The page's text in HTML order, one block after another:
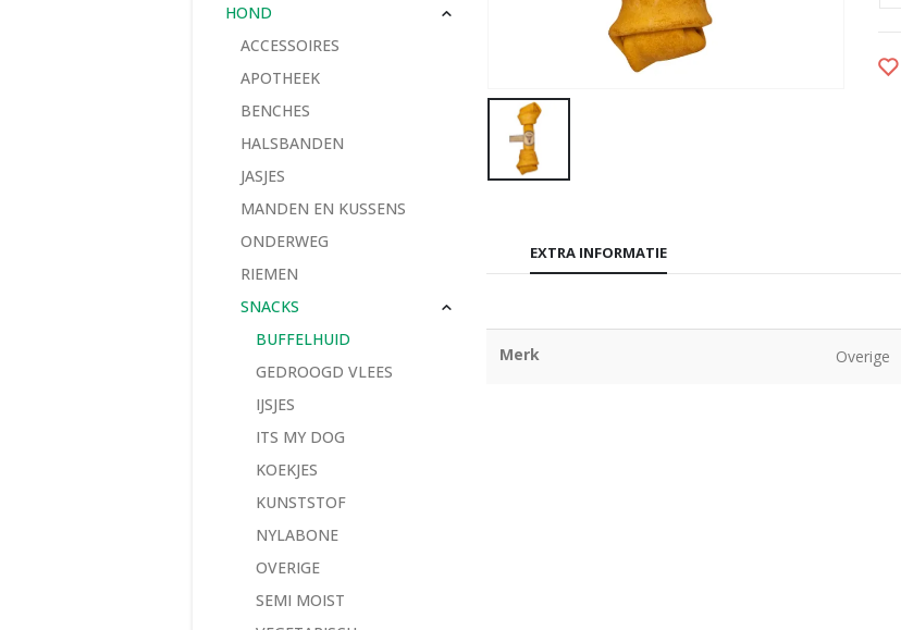
EXTRA INFORMATIE
Merk Overige
HOND
ACCESSOIRES
APOTHEEK
BENCHES
HALSBANDEN
JASJES
MANDEN EN KUSSENS
ONDERWEG
RIEMEN
SNACKS
BUFFELHUID
GEDROOGD VLEES
IJSJES
ITS MY DOG
KOEKJES
KUNSTSTOF
NYLABONE
OVERIGE
SEMI MOIST